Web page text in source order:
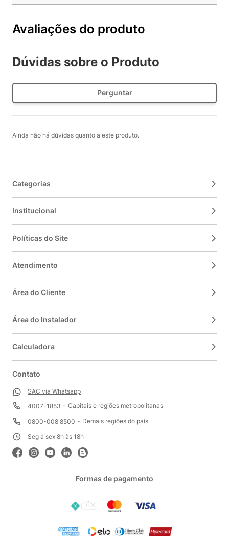
Avaliações do produto
Dúvidas sobre o Produto
Perguntar
Ainda não há dúvidas quanto a este produto.
Categorias
Institucional
Políticas do Site
Atendimento
Área do Cliente
Área do Instalador
Calculadora
Contato
SAC via Whatsapp
4007-1853
Capitais e regiões metropolitanas
0800-008 8500
Demais regiões do país
Seg a sex 8h às 18h
Formas de pagamento